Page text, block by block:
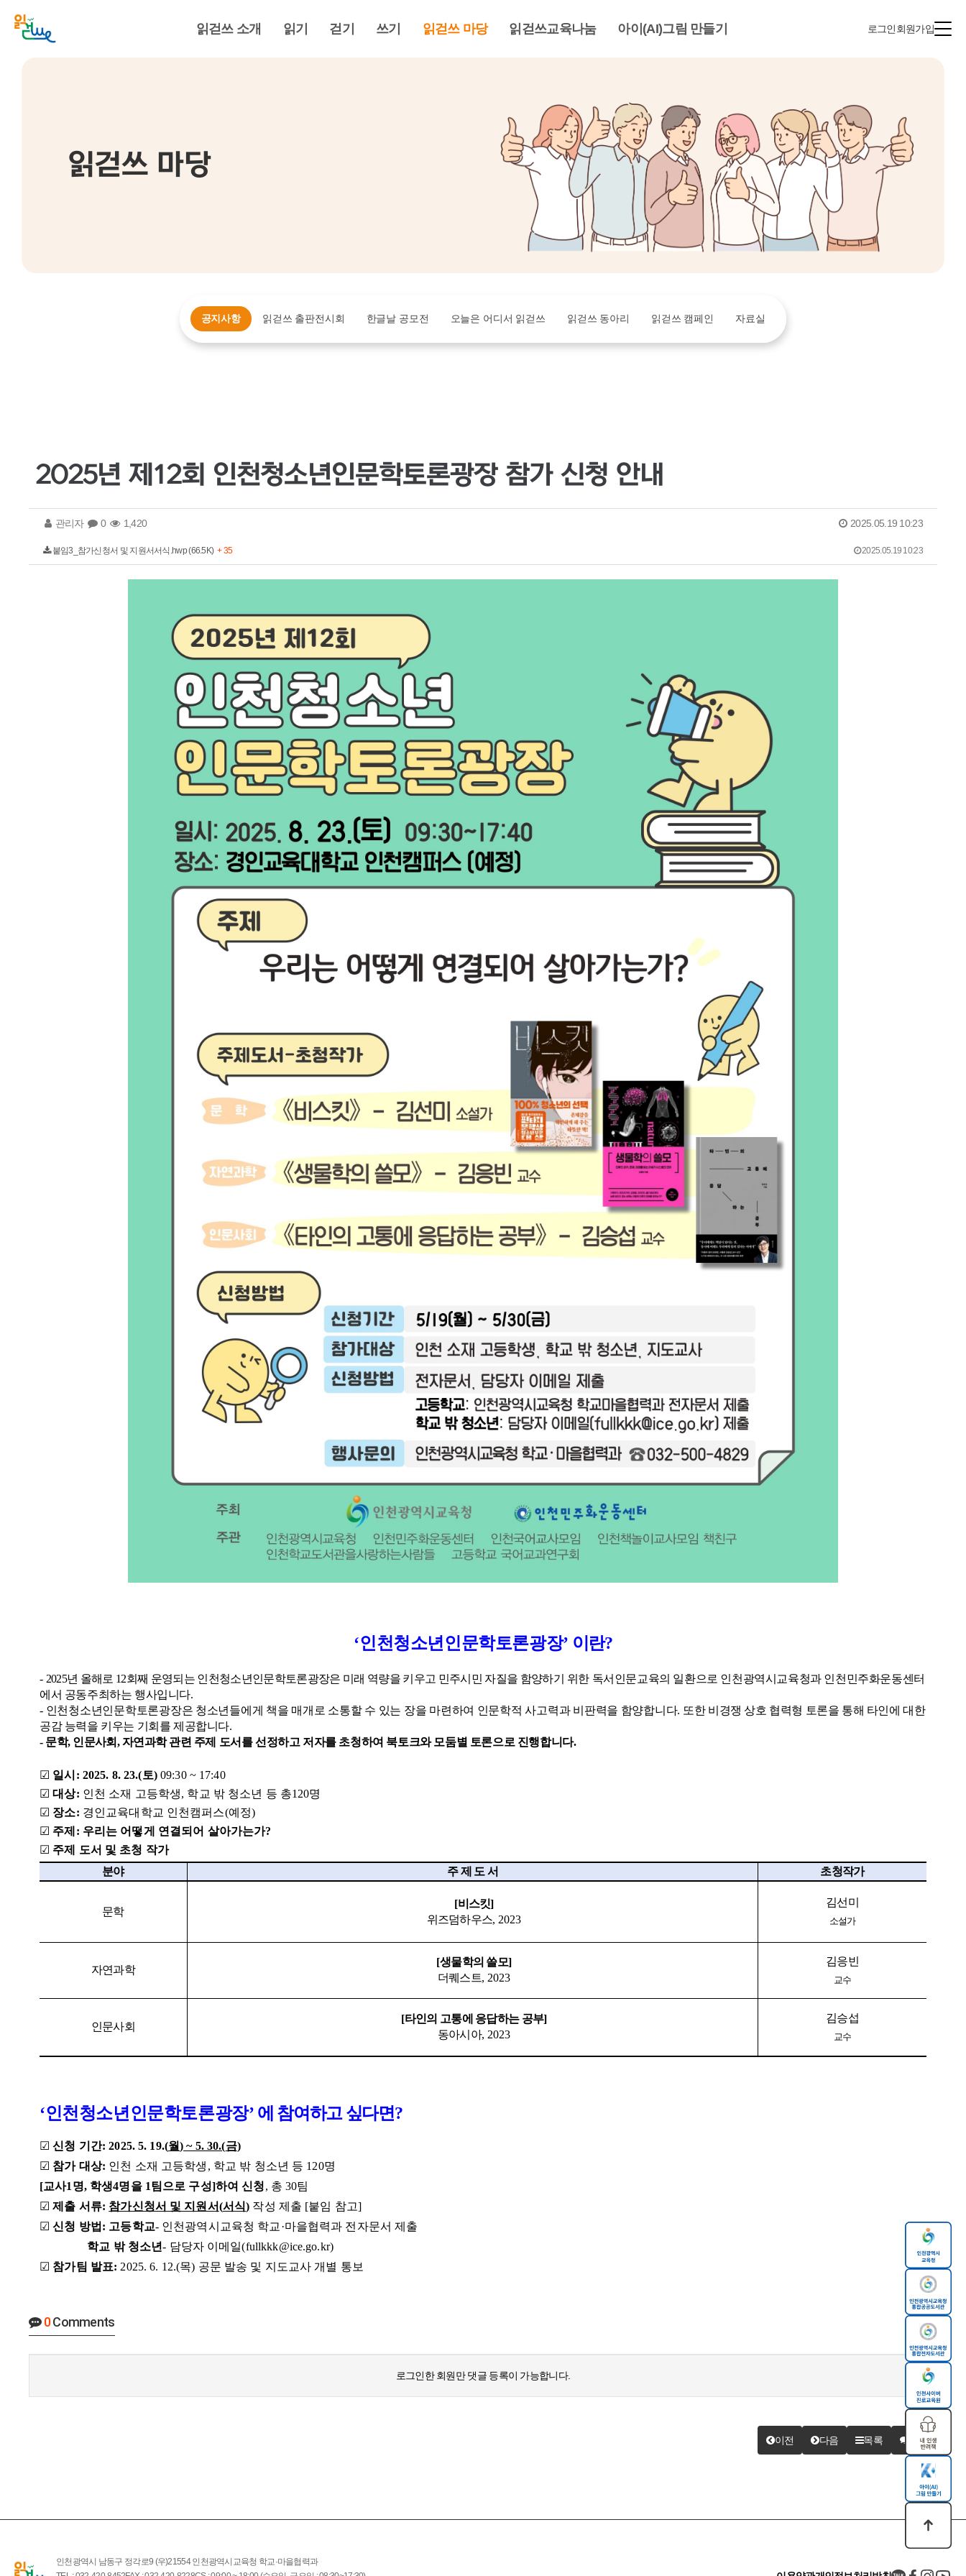
읽걷쓰 소개 읽기 걷기 쓰기 읽걷쓰 마당 읽걷쓰교육나눔 아이(AI)그림 만들기 로그인회원가입
읽걷쓰 마당
공지사항 읽걷쓰 출판전시회 한글날 공모전 오늘은 어디서 읽걷쓰 읽걷쓰 동아리 읽걷쓰 캠페인 자료실
2025년 제12회 인천청소년인문학토론광장 참가 신청 안내
관리자 0 1,420 2025.05.19 10:23
2025.05.19 10:23
붙임3_참가신청서 및 지원서서식.hwp (66.5K) + 35
‘인천청소년인문학토론광장’ 이란?
- 2025년 올해로 12회째 운영되는 인천청소년인문학토론광장은 미래 역량을 키우고 민주시민 자질을 함양하기
위한 독서인문교육의 일환으로 인천광역시교육청과 인천민주화운동센터
에서 공동주최하는 행사입니다.
- 인천청소년인문학토론광장은 청소년들에게 책을 매개로 소통할 수 있는 장을 마련하여 인문학적 사고력과 비판력을 함양합니다. 또한 비경쟁 상호 협력형 토론을 통해 타인에 대한
공감 능력을 키우는 기회를 제공합니다.
- 문학, 인문사회,자연과학 관련 주제 도서를 선정하고 저자를 초청하여 북토크와 모둠별 토론으로 진행합니다.
☑ 일시 : 2025. 8. 23.(토)09:30 ~ 17:40
☑대상: 인천 소재 고등학생, 학교 밖 청소년 등 총120명
☑ 장소: 경인교육대학교 인천캠퍼스(예정)
☑ 주제: 우리는 어떻게 연결되어 살아가는가?
☑ 주제 도서 및 초청 작가
분야
주 제 도 서 초청작가
문학
[비스킷]
위즈덤하우스, 2023
김선미
소설가
자연과학
[생물학의 쓸모]
더퀘스트, 2023
김응빈
교수
인문사회
[타인의 고통에 응답하는 공부]
동아시아, 2023
김승섭
교수
‘인천청소년인문학토론광장’ 에 참여하고 싶다면?
☑신청 기간: 2025. 5. 19.(월) ~ 5. 30.(금)
☑ 참가 대상: 인천 소재 고등학생 , 학교 밖 청소년 등 120명
[교사1 명, 학생4명을 1팀으로 구성]하여 신청, 총30팀
☑제출 서류: 참가신청서 및 지원서(서식) 작성 제출 [붙임 참고]
☑신청 방법 : 고등학교- 인천광역시교육청 학교 ·마을협력과 전자문서 제출
학교 밖 청소년- 담당자 이메일(fullkkk@ice.go.kr)
☑ 참가팀 발표: 2025. 6. 12.(목) 공문 발송 및 지도교사 개별 통보
0Comments
로그인한 회원만 댓글 등록이 가능합니다.
이전 다음 목록 답변
인천광역시 남동구 정각로9 (우)21554 인천광역시교육청 학교·마을협력과